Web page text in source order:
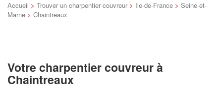
Accueil > Trouver un charpentier couvreur > Ile-de-France > Seine-et-
Marne > Chaintreaux
Votre charpentier couvreur à
Chaintreaux